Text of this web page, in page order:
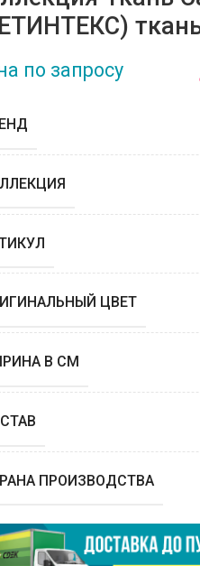
по запросу
ЦВЕТ
В СМ
ПРОИЗВОДСТВА